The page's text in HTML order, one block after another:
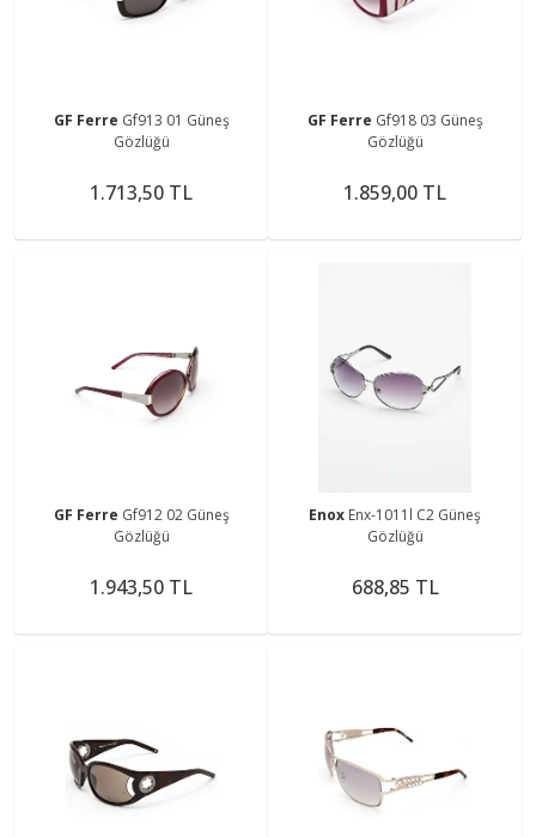
GF Ferre Gf913 01 Güneş
Gözlüğü
1.713,50 TL
GF Ferre Gf918 03 Güneş
Gözlüğü
1.859,00 TL
GF Ferre Gf912 02 Güneş
Gözlüğü
1.943,50 TL
Enox Enx-1011l C2 Güneş
Gözlüğü
688,85 TL